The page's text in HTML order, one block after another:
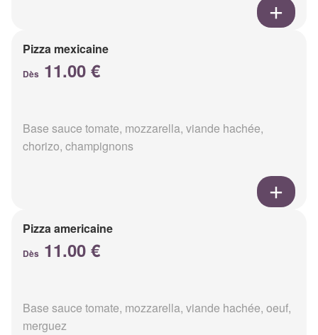
Pizza mexicaine
Dès 11.00 €
Base sauce tomate, mozzarella, viande hachée,
chorizo, champignons
Pizza americaine
Dès 11.00 €
Base sauce tomate, mozzarella, viande hachée, oeuf,
merguez